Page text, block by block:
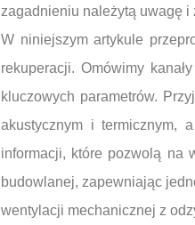
zagadnieniu należytą uwagę
W niniejszym artykule
rekuperacji. Omówimy
kluczowych parametrów.
akustycznym i termicznym,
informacji, które pozwolą na
budowlanej, zapewniając
wentylacji mechanicznej z